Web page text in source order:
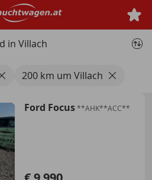
in Villach
200 km um Villach
Ford Focus**AHK**ACC**